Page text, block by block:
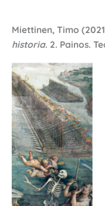
Miettinen, Timo
historia. 2. Painos.